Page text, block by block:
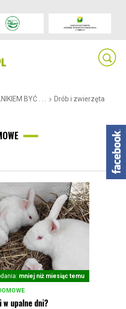
BYĆ . . .
Drób i zwierzęta
mniej niż miesiąc temu
upalne dni?